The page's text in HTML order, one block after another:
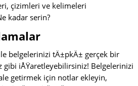
çizimleri ve kelimeleri
kadar serin?
belgelerinizi tÄ±pkÄ± gerçek bir
gibi iÅŸaretleyebilirsiniz! Belgelerinizi
getirmek için notlar ekleyin,